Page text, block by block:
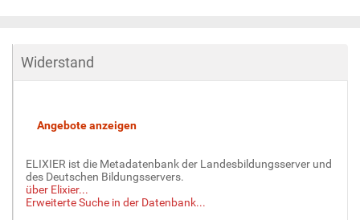
Widerstand
ELIXIER ist die Metadatenbank der Landesbildungsserver und
des Deutschen Bildungsservers.
über Elixier...
Erweiterte Suche in der Datenbank...